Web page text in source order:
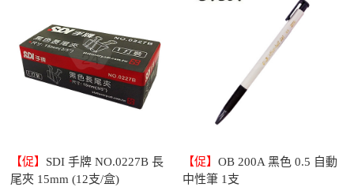
【促】 SDI 手牌 NO.0227B 長
尾夾 15mm (12支/盒)
【促】OB 200A 黑色 0.5 自動
中性筆 1支